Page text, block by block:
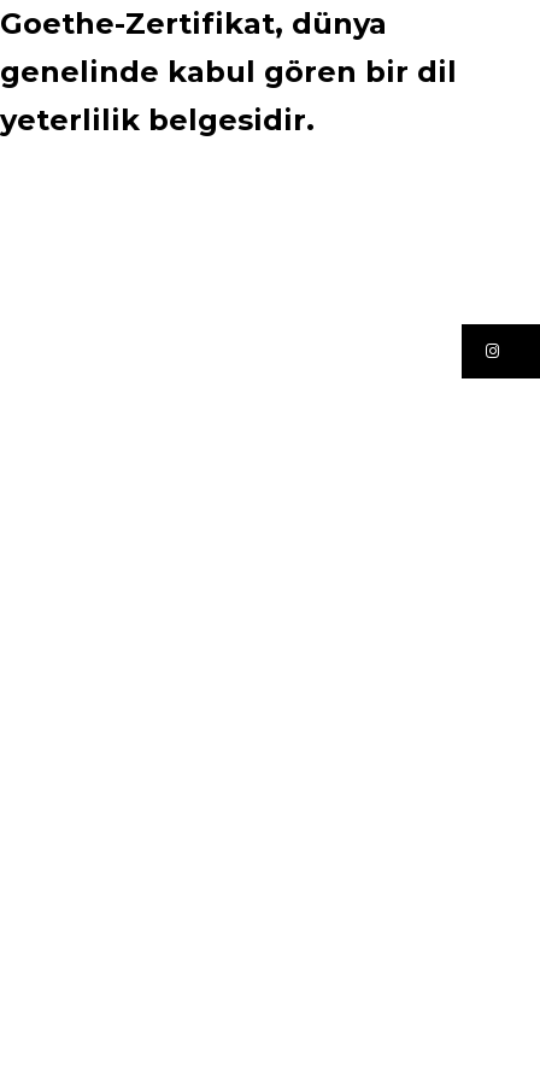
Goethe-Zertifikat, dünya
genelinde kabul gören bir dil
yeterlilik belgesidir.